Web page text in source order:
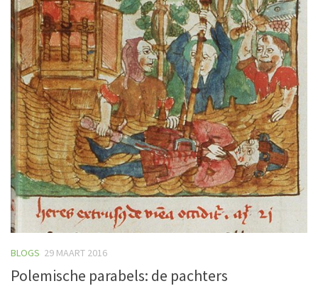
BLOGS 29 MAART 2016
Polemische parabels: de pachters